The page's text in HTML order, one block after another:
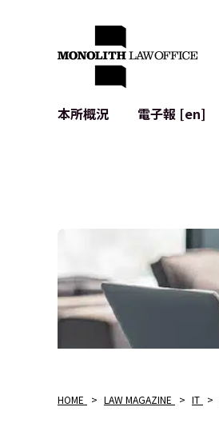
本所概況
電子報 [en]
HOME > LAW MAGAZINE > IT >